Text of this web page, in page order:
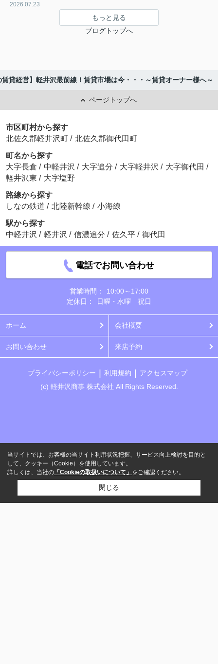
2026.07.23
もっと見る
ブログトップへ
貸経営】軽井沢最前線！賃貸市場は今・・・～賃貸オーナー様へ～
ページトップへ
市区町村から探す
北佐久郡軽井沢町 / 北佐久郡御代田町
町名から探す
大字長倉 / 中軽井沢 / 大字追分 / 大字軽井沢 / 大字御代田 /
軽井沢東 / 大字塩野
路線から探す
しなの鉄道 / 北陸新幹線 / 小海線
駅から探す
中軽井沢 / 軽井沢 / 信濃追分 / 佐久平 / 御代田
電話でお問い合わせ
営業時間：
10:00～17:00
定休日：
日曜・水曜 祝日
ホーム 会社概要
お問い合わせ 来店予約
プライバシーポリシー 利用規約
アクセスマップ
(c) 軽井沢商事 株式会社 All Rights Reserved.
当サイトでは、お客様の当サイト利用状況把握、サービス向上検討を目的と
して、クッキー（Cookie）を使用しています。
詳しくは、当社の 「Cookieの取扱いについて」 をご確認ください。
閉じる